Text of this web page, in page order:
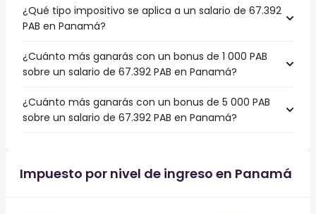
¿Qué tipo impositivo se aplica a un salario de 67.392
PAB en Panamá?
¿Cuánto más ganarás con un bonus de 1 000 PAB
sobre un salario de 67.392 PAB en Panamá?
¿Cuánto más ganarás con un bonus de 5 000 PAB
sobre un salario de 67.392 PAB en Panamá?
Impuesto por nivel de ingreso en Panamá